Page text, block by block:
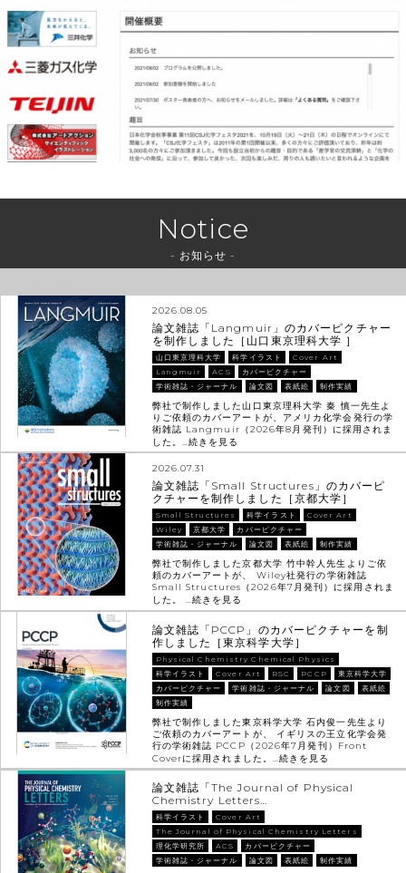
Notice
- お知らせ -
2026.08.05
論文雑誌「Langmuir」のカバーピクチャー
を制作しました［山口東京理科大学 ］
山口東京理科大学 科学イラスト
Cover Art
Langmuir
ACS
カバーピクチャー
学術雑誌・ジャーナル
論文図 表紙絵 制作実績
弊社で制作しました山口東京理科大学 秦 慎一先生よ
りご依頼のカバーアートが、アメリカ化学会発行の学
術雑誌 Langmuir（2026年8月発刊）に採用されま
した。…続きを見る
2026.07.31
論文雑誌「Small Structures」のカバーピ
クチャーを制作しました［京都大学］
Small Structures 科学イラスト
Cover Art
Wiley
京都大学
カバーピクチャー
学術雑誌・ジャーナル
論文図 表紙絵 制作実績
弊社で制作しました京都大学 竹中幹人先生よりご依
頼のカバーアートが、 Wiley社発行の学術雑誌
Small Structures（2026年7月発刊）に採用されま
した。 …続きを見る
論文雑誌「PCCP」のカバーピクチャーを制
作しました［東京科学大学］
Physical Chemistry Chemical Physics
科学イラスト
Cover Art RSC PCCP
東京科学大学
カバーピクチャー
学術雑誌・ジャーナル 論文図
表紙絵
制作実績
弊社で制作しました東京科学大学 石内俊一先生より
ご依頼のカバーアートが、 イギリスの王立化学会発
行の学術雑誌 PCCP（2026年7月発刊）Front
Coverに採用されました。…続きを見る
論文雑誌「The Journal of Physical
Chemistry Letters…
科学イラスト
Cover Art
The Journal of Physical Chemistry Letters
理化学研究所
ACS
カバーピクチャー
学術雑誌・ジャーナル
論文図 表紙絵 制作実績